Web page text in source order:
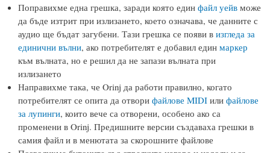
Поправихме една грешка, заради която един файл уейв може
да бъде изтрит при излизането, което означава, че данните с
аудио ще бъдат загубени. Тази грешка се появи в изгледа за
единични вълни, ако потребителят е добавил един маркер
към вълната, но е решил да не запази вълната при
излизането
Направихме така, че Orinj да работи правилно, когато
потребителят се опита да отвори файлове MIDI или файлове
за лупинги, които вече са отворени, особено ако са
променени в Orinj. Предишните версии създаваха грешки в
самия файл и в менютата за скорошните файлове